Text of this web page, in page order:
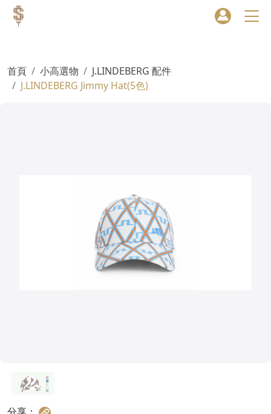
首頁 小高選物
J.LINDEBERG 配件
J.LINDEBERG Jimmy Hat(5色)